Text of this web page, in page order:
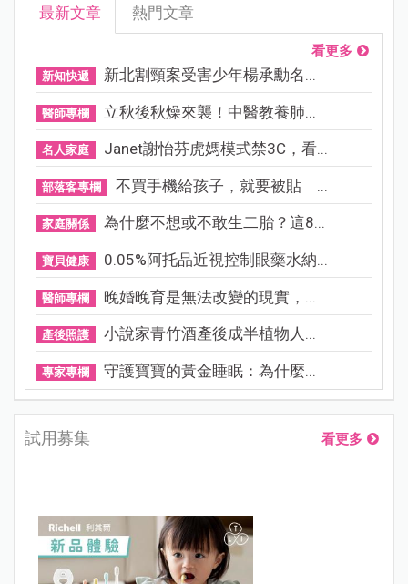
最新文章 熱門文章
看更多
新知快遞 新北割頸案受害少年楊承勳名...
醫師專欄 立秋後秋燥來襲！中醫教養肺...
名人家庭 Janet謝怡芬虎媽模式禁3C，看...
部落客專欄 不買手機給孩子，就要被貼「...
家庭關係 為什麼不想或不敢生二胎？這8...
寶貝健康 0.05%阿托品近視控制眼藥水納...
醫師專欄 晚婚晚育是無法改變的現實，...
產後照護 小說家青竹酒產後成半植物人...
專家專欄 守護寶寶的黃金睡眠：為什麼...
試用募集 看更多